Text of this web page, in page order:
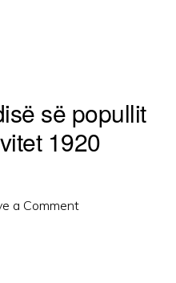
së popullit
1920
a Comment